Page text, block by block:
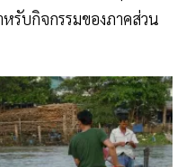
รับกิจกรรมของภาคส่วน